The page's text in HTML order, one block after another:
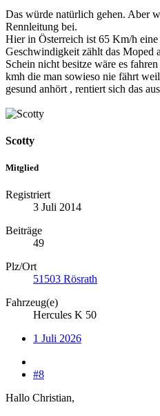
Das würde natürlich gehen. Aber
Rennleitung bei.
Hier in Österreich ist 65 Km/h
Geschwindigkeit zählt das Moped
Schein nicht besitze wäre es
kmh die man sowieso nie fährt
gesund anhört , rentiert sich das
Scotty
Mitglied
Registriert
3 Juli 2014
Beiträge
49
Plz/Ort
51503 Rösrath
Fahrzeug(e)
Hercules K 50
1 Juli 2026
#8
Hallo Christian,